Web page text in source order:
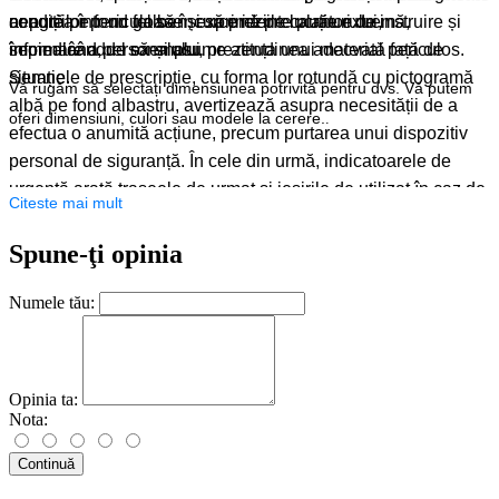
condițiilor periculoase și să prezinte planuri de instruire și
informare a personalului.
ar putea într-un fel să încurce ideile lucrătorului,
împiedicându-l să-și asume atitudinea adecvată față de
situație.
neagră pe fond galben, exprimă precauție extremă,
semnalând, de exemplu, prezența unui material periculos.
Semnele de prescripție, cu forma lor rotundă cu pictogramă
albă pe fond albastru, avertizează asupra necesității de a
efectua o anumită acțiune, precum purtarea unui dispozitiv
personal de siguranță. În cele din urmă, indicatoarele de
urgență arată traseele de urmat și ieșirile de utilizat în caz de
pictogramă albă pe fond verde.
Vă rugăm să selectați dimensiunea potrivită pentru dvs. Vă putem
oferi dimensiuni, culori sau modele la cerere.
Citeste mai mult
Spune-ţi opinia
Numele tău:
Opinia ta:
Nota:
Continuă